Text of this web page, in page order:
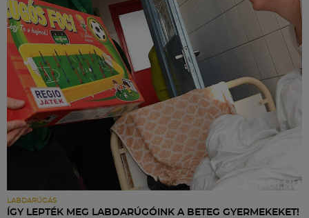
LABDARÚGÁS
ÍGY LEPTÉK MEG LABDARÚGÓINK A BETEG GYERMEKEKET!
Szakosztályok
Meccscenter
Klub
Shop